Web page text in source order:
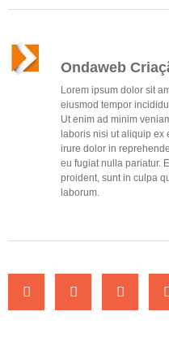
Ondaweb
Lorem ipsum dolor sit
eiusmod tempor
Ut enim ad minim
laboris nisi ut aliquip ex
irure dolor in
eu fugiat nulla pariatur.
proident, sunt in culpa
laborum.